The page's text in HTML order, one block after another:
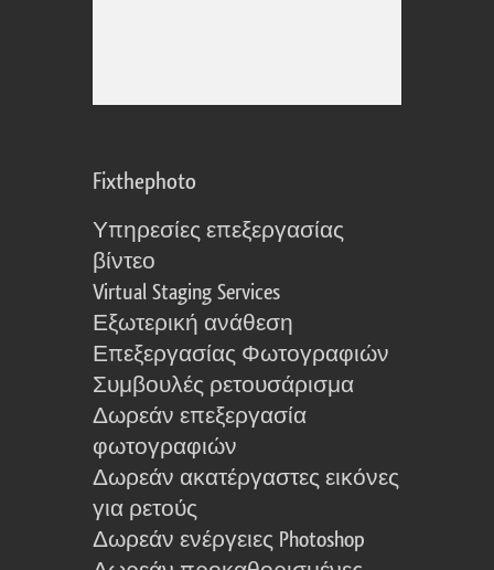
Fixthephoto
Υπηρεσίες επεξεργασίας
βίντεο
Virtual Staging Services
Εξωτερική ανάθεση
Επεξεργασίας Φωτογραφιών
Συμβουλές ρετουσάρισμα
Δωρεάν επεξεργασία
φωτογραφιών
Δωρεάν ακατέργαστες εικόνες
για ρετούς
Δωρεάν ενέργειες Photoshop